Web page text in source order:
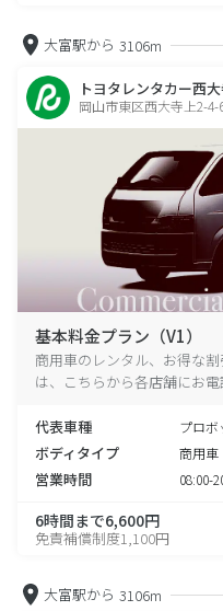
大富駅から 3106m
トヨタレンタカー西
岡山市東区西大寺上2-4-
基本料金プラン（V1）
商用車のレンタル、お得な
は、こちらから各店舗にお電
代表車種 プロボ
ボディタイプ 商用車
営業時間 08:00-
6時間まで6,600円
免責補償制度1,100円
大富駅から 3106m